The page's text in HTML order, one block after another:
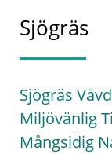
Sjögräs
Sjögräs
Miljövänlig
Mångsidig